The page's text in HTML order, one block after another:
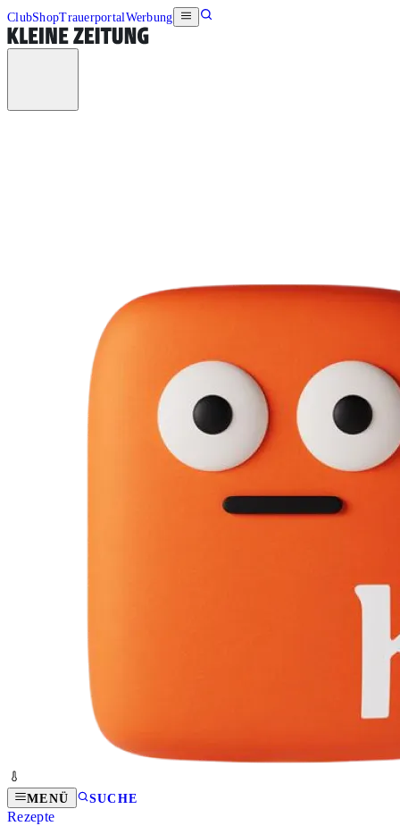
ClubShopTrauerportalWerbung
MENÜ SUCHE
Rezepte